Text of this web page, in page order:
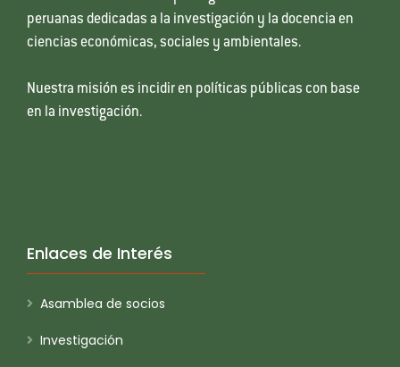
peruanas dedicadas a la investigación y la docencia en
ciencias económicas, sociales y ambientales.
Nuestra misión es incidir en políticas públicas con base
en la investigación.
Enlaces de Interés
Asamblea de socios
Investigación